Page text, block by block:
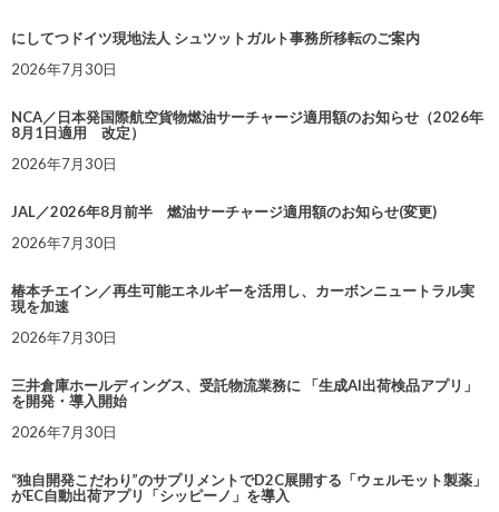
にしてつドイツ現地法人 シュツットガルト事務所移転のご案内
2026年7月30日
NCA／日本発国際航空貨物燃油サーチャージ適用額のお知らせ（2026年
8月1日適用 改定）
2026年7月30日
JAL／2026年8月前半 燃油サーチャージ適用額のお知らせ(変更)
2026年7月30日
椿本チエイン／再生可能エネルギーを活用し、カーボンニュートラル実
現を加速
2026年7月30日
三井倉庫ホールディングス、受託物流業務に 「生成AI出荷検品アプリ」
を開発・導入開始
2026年7月30日
“独自開発こだわり”のサプリメントでD2C展開する「ウェルモット製薬」
がEC自動出荷アプリ「シッピーノ」を導入